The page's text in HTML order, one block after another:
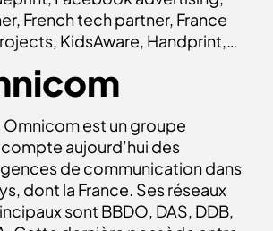
French tech partner, France
KidsAware, Handprint,…
Omnicom est un groupe
aujourd’hui des
de communication dans
dont la France. Ses réseaux
sont BBDO, DAS, DDB,